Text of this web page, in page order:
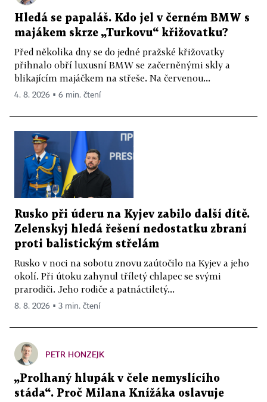
Hledá se papaláš. Kdo jel v černém BMW s
majákem skrze „Turkovu“ křižovatku?
Před několika dny se do jedné pražské křižovatky
přihnalo obří luxusní BMW se začerněnými skly a
blikajícím majáčkem na střeše. Na červenou...
4. 8. 2026 ▪ 6 min. čtení
Rusko při úderu na Kyjev zabilo další dítě.
Zelenskyj hledá řešení nedostatku zbraní
proti balistickým střelám
Rusko v noci na sobotu znovu zaútočilo na Kyjev a jeho
okolí. Při útoku zahynul tříletý chlapec se svými
prarodiči. Jeho rodiče a patnáctiletý...
8. 8. 2026 ▪ 3 min. čtení
PETR HONZEJK
„Prolhaný hlupák v čele nemyslícího
stáda“. Proč Milana Knížáka oslavuje